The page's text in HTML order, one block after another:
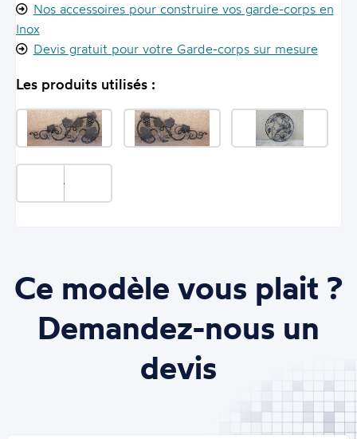
Nos accessoires pour construire vos garde-corps en
Inox
Devis gratuit pour votre Garde-corps sur mesure
Les produits utilisés :
Ce modèle vous plait ?
Demandez-nous un
devis